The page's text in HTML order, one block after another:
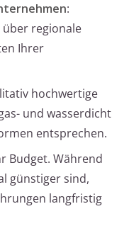
:
regionale
Ihrer
hochwertige
und wasserdicht
entsprechen.
Budget. Während
günstiger sind,
langfristig